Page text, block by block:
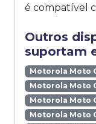
é compatível
Outros
suportam
Motorola Moto
Motorola Moto
Motorola Moto
Motorola Moto